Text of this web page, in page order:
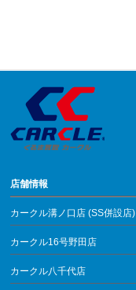
店舗情報
カークル溝ノ口店 (SS併設店)
カークル16号野田店
カークル八千代店